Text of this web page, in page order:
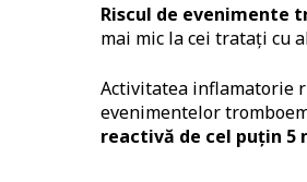
Riscul de evenimente
mai mic la cei tratați cu
Activitatea inflamatorie
evenimentelor
reactivă de cel puțin 5